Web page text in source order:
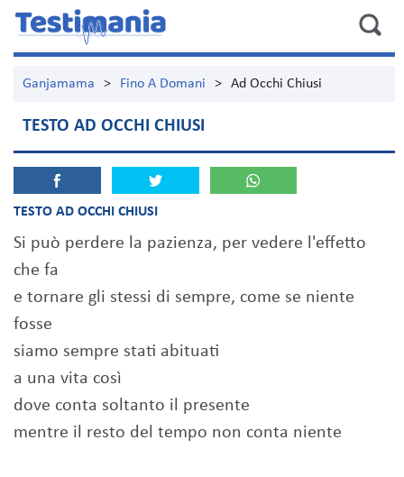
Ganjamama > Fino A Domani > Ad Occhi Chiusi
TESTO AD OCCHI CHIUSI
TESTO AD OCCHI CHIUSI
Si può perdere la pazienza, per vedere l'effetto
che fa
e tornare gli stessi di sempre, come se niente
fosse
siamo sempre stati abituati
a una vita così
dove conta soltanto il presente
mentre il resto del tempo non conta niente